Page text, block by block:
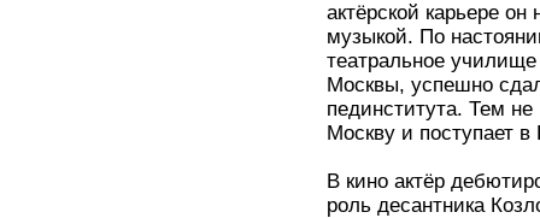
актёрской карьере
музыкой. По
театральное
Москвы, успешно
пединститута. Тем
Москву и поступает
В кино актёр
роль десантника